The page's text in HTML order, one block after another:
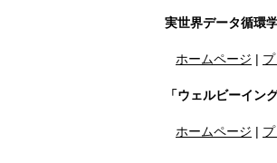
実世界データ循環
ホームページ |
「ウェルビーイン
ホームページ |